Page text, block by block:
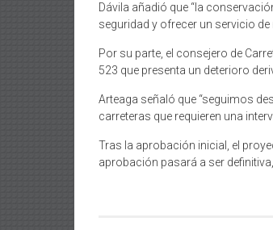
Dávila añadió que “la
seguridad y ofrecer un servicio
Por su parte, el consejero de
523 que presenta un deterioro
Arteaga señaló que “seguimos
carreteras que requieren una
Tras la aprobación inicial, el
aprobación pasará a ser